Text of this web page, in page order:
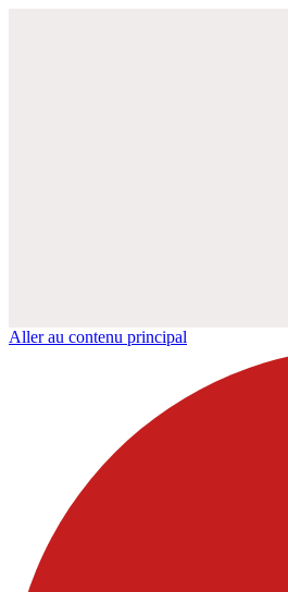
Aller au contenu principal